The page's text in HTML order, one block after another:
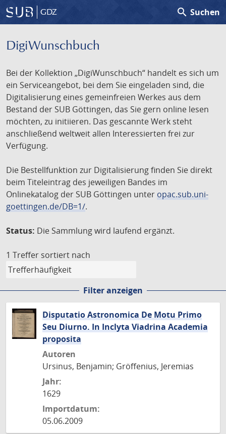
GDZ search Suchen
DigiWunschbuch
Bei der Kollektion „DigiWunschbuch“ handelt es sich um
ein Serviceangebot, bei dem Sie eingeladen sind, die
Digitalisierung eines gemeinfreien Werkes aus dem
Bestand der SUB Göttingen, das Sie gern online lesen
möchten, zu initiieren. Das gescannte Werk steht
anschließend weltweit allen Interessierten frei zur
Verfügung.
Die Bestellfunktion zur Digitalisierung finden Sie direkt
beim Titeleintrag des jeweiligen Bandes im
Onlinekatalog der SUB Göttingen unter opac.sub.uni-
goettingen.de/DB=1/.
Status: Die Sammlung wird laufend ergänzt.
1 Treffer sortiert nach
Filter anzeigen
Disputatio Astronomica De Motu Primo
Seu Diurno. In Inclyta Viadrina Academia
proposita
Autoren
Ursinus, Benjamin; Gröffenius, Jeremias
Jahr:
1629
Importdatum:
05.06.2009